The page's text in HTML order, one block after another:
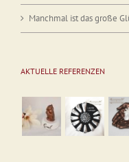
Manchmal ist das große
AKTUELLE REFERENZEN